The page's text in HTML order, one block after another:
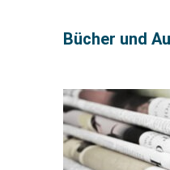
Bücher und